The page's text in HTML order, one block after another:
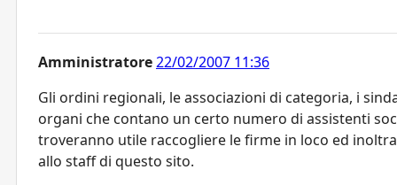
Amministratore22/02/2007 11:36
Gli ordini regionali, le associazioni di categoria, i
organi che contano un certo numero di assistenti
troveranno utile raccogliere le firme in loco ed
allo staff di questo sito.